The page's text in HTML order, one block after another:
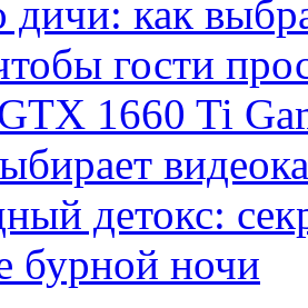
как
гости
1660 Ti
детокс:
бурной ночи